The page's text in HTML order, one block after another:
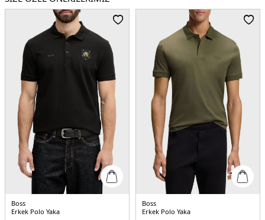
Kalıp Bilgisi:Regular Fit
Yaş Grubu:Yetişkin
Menşei:
Türkiye
5DY150559802347.65
Boss
Erkek Polo Yaka
Boss
Erkek Polo Yaka